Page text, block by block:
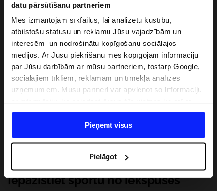
datu pārsūtīšanu partneriem
Mēs izmantojam sīkfailus, lai analizētu kustību,
atbilstošu statusu un reklamu Jūsu vajadzībām un
interesēm, un nodrošinātu kopīgošanu sociālajos
mēdijos. Ar Jūsu piekrišanu mēs kopīgojam informāciju
par Jūsu darbībām ar mūsu partneriem, tostarp Google,
sociālajiem tīkliem, reklāmām un tīmekļa analīzes
uzņēmumiem. Mūsu partneri var apvienot so informāciju
datiem, ko viņi iegūst, izmantojot viņu pakalpojumus. Ar
Jūsu atļauju, mēs varam pārsūtīt Jūsu personas datus
saviem partneriem, lai uzlabotu veidu, kadā tiek rādīta
saturu un uzlabotu mūsu partneru piedāvātos risinajumus
( piem. socialos tīklus). Detalizētu informāciju var atrast
mūsu Privātuma politikā un sadaļā "Detaļas".
Pieņemt visus
Pielāgot
Iepazīstiet sportu no iekšpuses